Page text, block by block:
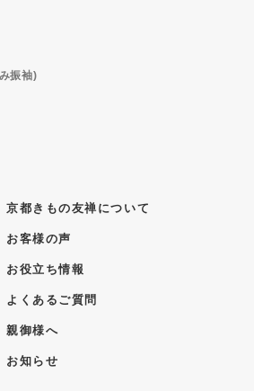
振袖)
京都きもの友禅について
お客様の声
お役立ち情報
よくあるご質問
親御様へ
お知らせ